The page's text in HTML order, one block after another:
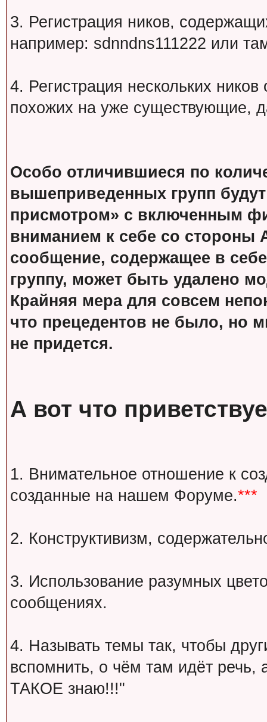
3. Регистрация ников,
например: sdnndns111222 или
4. Регистрация нескольких
похожих на уже существующие,
Особо отличившиеся по
вышеприведенных групп
присмотром» с включенным
вниманием к себе со стороны
сообщение, содержащее в
группу, может быть удалено
Крайняя мера для совсем
что прецедентов не было, но
не придется.
А вот что
1. Внимательное отношение к
созданные на нашем Форуме.***
2. Конструктивизм,
3. Использование разумных
сообщениях.
4. Называть темы так, чтобы
вспомнить, о чём там идёт речь,
ТАКОЕ знаю!!!"